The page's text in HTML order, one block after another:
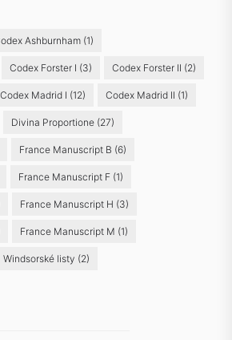
Codex Ashburnham (1)
Codex Forster I (3) Codex Forster II (2)
Codex Madrid I (12) Codex Madrid II (1)
Divina Proportione (27)
France Manuscript B (6)
France Manuscript F (1)
France Manuscript H (3)
France Manuscript M (1)
Windsorské listy (2)